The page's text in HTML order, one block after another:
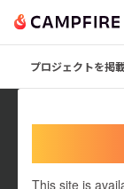
プロジェクトを掲
This site is